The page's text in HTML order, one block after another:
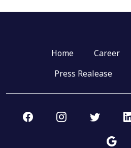
Home Career
Press Realease